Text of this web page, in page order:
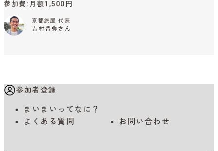
参加費
月額1,500円
京都旅屋 代表
吉村晋弥さん
参加者登録
まいまいってなに？
よくある質問
お問い合わせ